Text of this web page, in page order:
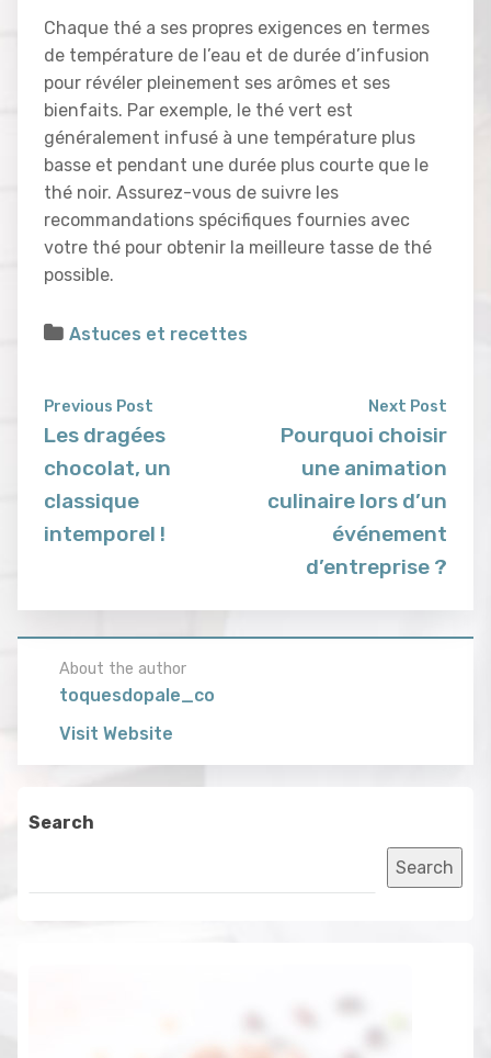
Chaque thé a ses propres exigences en termes
de température de l’eau et de durée d’infusion
pour révéler pleinement ses arômes et ses
bienfaits. Par exemple, le thé vert est
généralement infusé à une température plus
basse et pendant une durée plus courte que le
thé noir. Assurez-vous de suivre les
recommandations spécifiques fournies avec
votre thé pour obtenir la meilleure tasse de thé
possible.
Astuces et recettes
Previous Post
Les dragées
chocolat, un
classique
intemporel !
Next Post
Pourquoi choisir
une animation
culinaire lors d’un
événement
d’entreprise ?
About the author
toquesdopale_co
Visit Website
Search
Search